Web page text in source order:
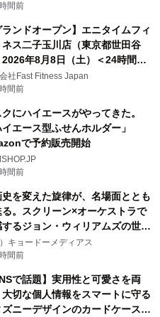
間前
ランドオープン】エニタイムフィ
ネス二子玉川店（東京都世田谷
2026年8月8日（土）＜24時間年
のフィットネスジム＞
社Fast Fitness Japan
間前
にハイエースがやってきた。
イエース型ふせんホルダー」
で予約販売開始
間前
史を変えた旋律が、名場面ととも
る。スクリーン×オーケストラで
するジョン・ウィリアムズの世
ジョン・ウィリアムズ：シネマ・
タキュラー・コンサート 開催決
）キョードーメディアス
間前
で話題】実用性と可愛さを両
切な個人情報をスマートに守る
ニーデザインのカードケースを